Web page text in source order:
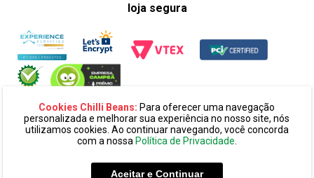
Cookies Chilli Beans: Para oferecer uma navegação
personalizada e melhorar sua experiência no nosso site, nós
utilizamos cookies. Ao continuar navegando, você concorda
com a nossa Política de Privacidade.
Aceitar e Continuar
loja segura
ltda. cnpj: 14.439.371/0002-60